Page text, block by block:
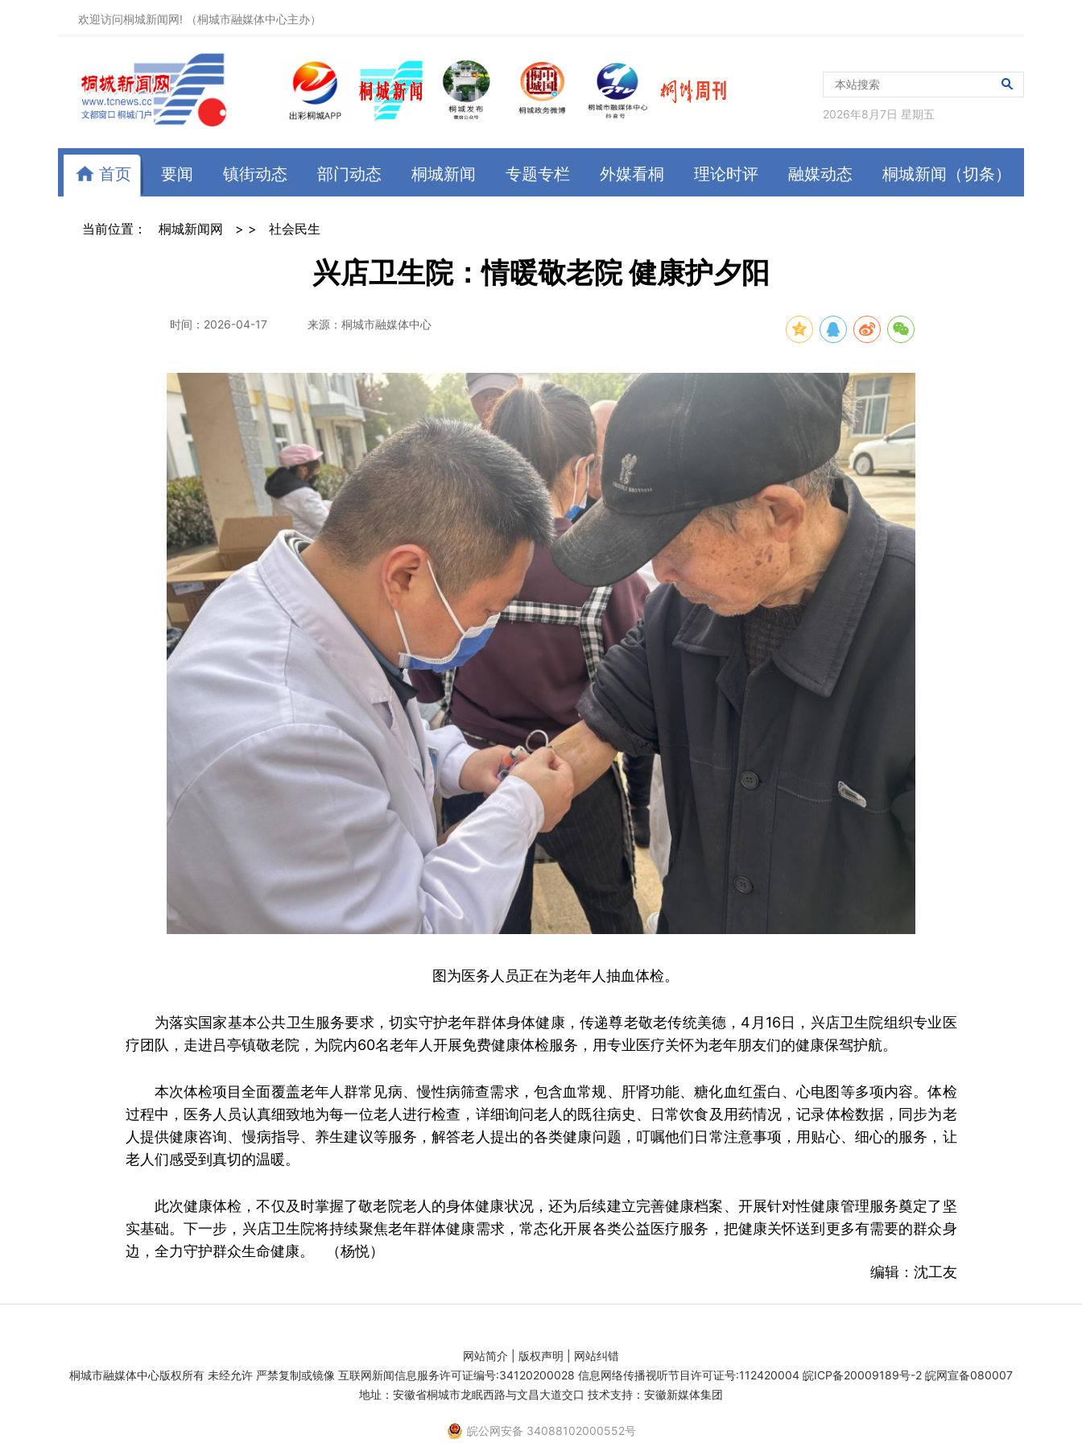
欢迎访问桐城新闻网! （桐城市融媒体中心主办）
2026年8月7日 星期五
首页 要闻 镇街动态 部门动态 桐城新闻 专题专栏 外媒看桐 理论时评 融媒动态 桐城新闻（切条）
当前位置： 桐城新闻网 > > 社会民生
兴店卫生院：情暖敬老院 健康护夕阳
时间：2026-04-17 来源：桐城市融媒体中心
图为医务人员正在为老年人抽血体检。
为落实国家基本公共卫生服务要求，切实守护老年群体身体健康，传递尊老敬老传统美德，4月16日，兴店卫生院组织专业医
疗团队，走进吕亭镇敬老院，为院内60名老年人开展免费健康体检服务，用专业医疗关怀为老年朋友们的健康保驾护航。
本次体检项目全面覆盖老年人群常见病、慢性病筛查需求，包含血常规、肝肾功能、糖化血红蛋白、心电图等多项内容。体检
过程中，医务人员认真细致地为每一位老人进行检查，详细询问老人的既往病史、日常饮食及用药情况，记录体检数据，同步为老
人提供健康咨询、慢病指导、养生建议等服务，解答老人提出的各类健康问题，叮嘱他们日常注意事项，用贴心、细心的服务，让
老人们感受到真切的温暖。
此次健康体检，不仅及时掌握了敬老院老人的身体健康状况，还为后续建立完善健康档案、开展针对性健康管理服务奠定了坚
实基础。下一步，兴店卫生院将持续聚焦老年群体健康需求，常态化开展各类公益医疗服务，把健康关怀送到更多有需要的群众身
边，全力守护群众生命健康。 （杨悦）
编辑：沈工友
网站简介 版权声明
网站纠错
桐城市融媒体中心版权所有 未经允许 严禁复制或镜像 互联网新闻信息服务许可证编号:34120200028 信息网络传播视听节目许可证号:112420004 皖ICP备20009189号-2 皖网宣备080007
地址：安徽省桐城市龙眠西路与文昌大道交口 技术支持：安徽新媒体集团
皖公网安备 34088102000552号